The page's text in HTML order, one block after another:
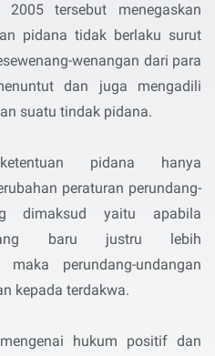
tersebut menegaskan
pidana tidak berlaku surut
wenangan dari para
dan juga mengadili
suatu tindak pidana.
pidana hanya
peraturan perundang-
dimaksud yaitu apabila
yang baru justru lebih
perundang-undangan
kepada terdakwa.
hukum positif dan